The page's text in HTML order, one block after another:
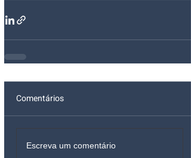
Comentários
Escreva um comentário